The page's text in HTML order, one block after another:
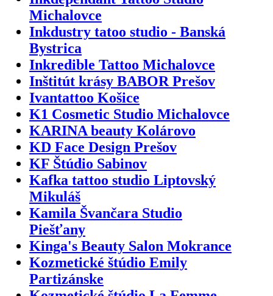
Michalovce
Inkdustry tatoo studio - Banská
Bystrica
Inkredible Tattoo Michalovce
Inštitút krásy BABOR Prešov
Ivantattoo Košice
K1 Cosmetic Studio Michalovce
KARINA beauty Kolárovo
KD Face Design Prešov
KF Štúdio Sabinov
Kafka tattoo studio Liptovský
Mikuláš
Kamila Švančara Studio
Piešťany
Kinga's Beauty Salon Mokrance
Kozmetické štúdio Emily
Partizánske